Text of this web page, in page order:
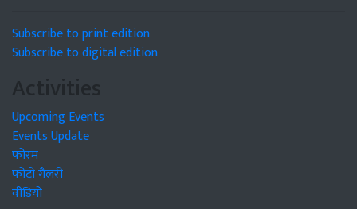
Subscribe to print edition
Subscribe to digital edition
Activities
Upcoming Events
Events Update
फोरम
फोटो गैलरी
वीडियो